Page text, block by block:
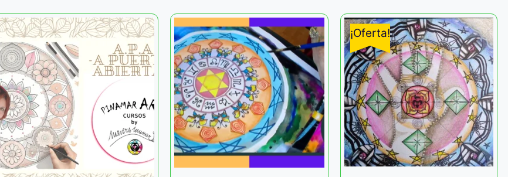
¡Oferta!